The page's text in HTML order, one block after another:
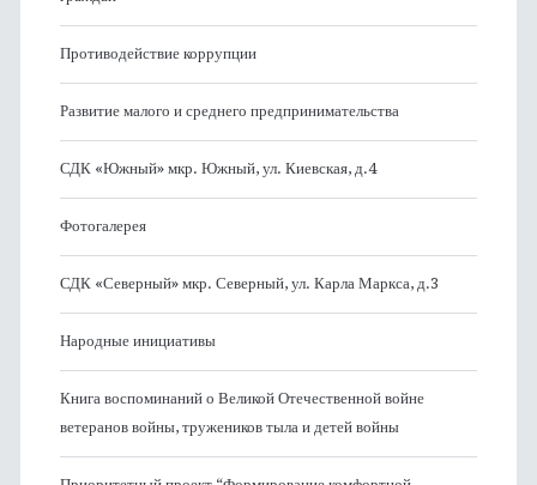
Противодействие коррупции
Развитие малого и среднего предпринимательства
СДК «Южный» мкр. Южный, ул. Киевская, д.4
Фотогалерея
СДК «Северный» мкр. Северный, ул. Карла Маркса, д.3
Народные инициативы
Книга воспоминаний о Великой Отечественной войне
ветеранов войны, тружеников тыла и детей войны